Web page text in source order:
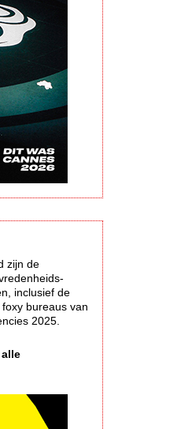
zijn de
inclusief de
bureaus van
2025.